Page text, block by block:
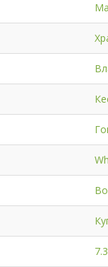
7.3